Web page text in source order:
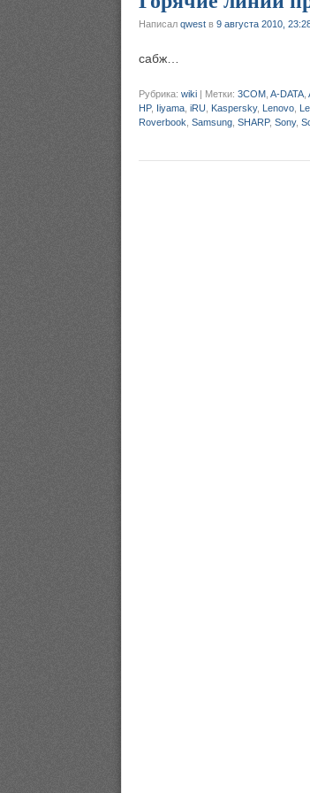
Написал qwest в 9 августа 2010,
сабж…
Рубрика: wiki | Метки: 3COM A-DATA
HP, Iiyama iRU Kaspersky, Lenovo
Roverbook Samsung SHARP, Sony,